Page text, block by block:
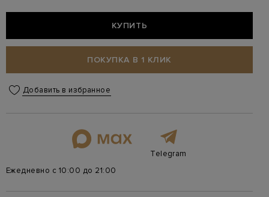
КУПИТЬ
ПОКУПКА В 1 КЛИК
Добавить в избранное
Telegram
Ежедневно с 10:00 до 21:00